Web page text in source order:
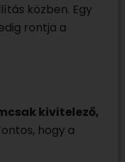
közben. Egy
rontja a
kivitelező,
hogy a